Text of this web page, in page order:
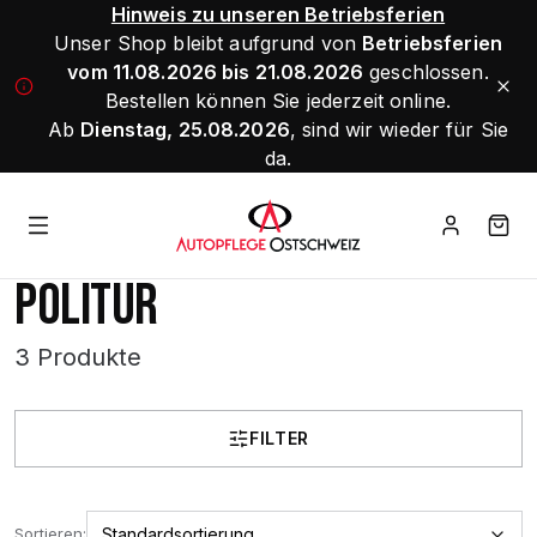
Hinweis zu unseren Betriebsferien
Unser Shop bleibt aufgrund von Betriebsferien
vom 11.08.2026 bis 21.08.2026 geschlossen.
Bestellen können Sie jederzeit online.
Ab Dienstag, 25.08.2026, sind wir wieder für Sie
da.
POLITUR
3 Produkte
FILTER